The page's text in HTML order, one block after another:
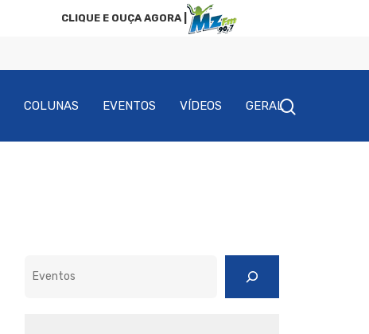
CLIQUE E OUÇA AGORA |
COLUNAS EVENTOS VÍDEOS GERAL